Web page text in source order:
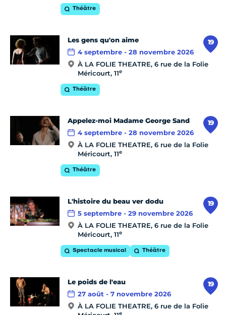
Théâtre
19
Les gens qu'on aime
4 septembre - 28 novembre 2026
À LA FOLIE THEATRE, 6 rue de la Folie
Méricourt, 11e
Théâtre
19
Appelez-moi Madame George Sand
4 septembre - 28 novembre 2026
À LA FOLIE THEATRE, 6 rue de la Folie
Méricourt, 11e
Théâtre
19
L'histoire du beau ver dodu
5 septembre - 29 novembre 2026
À LA FOLIE THEATRE, 6 rue de la Folie
Méricourt, 11e
Spectacle musical Théâtre
19
Le poids de l'eau
27 août - 7 novembre 2026
À LA FOLIE THEATRE, 6 rue de la Folie
e